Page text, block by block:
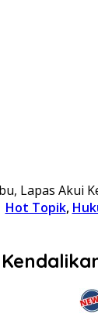
Lapas Akui
Hot Topik,